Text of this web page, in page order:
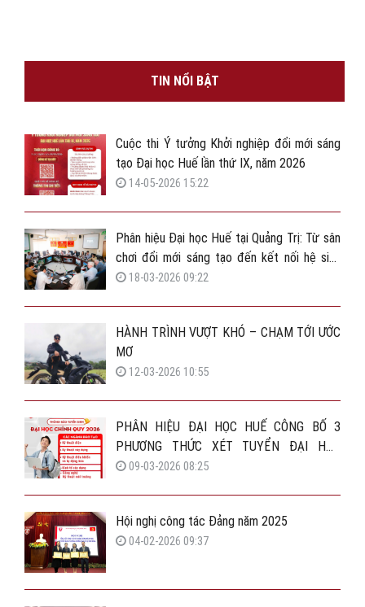
TIN NỔI BẬT
Cuộc thi Ý tưởng Khởi nghiệp đổi mới sáng
tạo Đại học Huế lần thứ IX, năm 2026
14-05-2026 15:22
Phân hiệu Đại học Huế tại Quảng Trị: Từ sân
chơi đổi mới sáng tạo đến kết nối hệ sinh
thái vườn ươm khởi nghiệp
18-03-2026 09:22
HÀNH TRÌNH VƯỢT KHÓ – CHẠM TỚI ƯỚC
MƠ
12-03-2026 10:55
PHÂN HIỆU ĐẠI HỌC HUẾ CÔNG BỐ 3
PHƯƠNG THỨC XÉT TUYỂN ĐẠI HỌC
CHÍNH QUY 2026
09-03-2026 08:25
Hội nghị công tác Đảng năm 2025
04-02-2026 09:37